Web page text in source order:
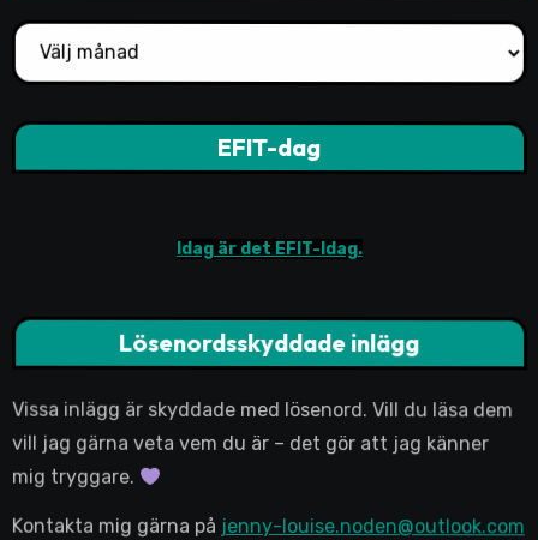
Arkiv
EFIT-dag
Idag är det EFIT-Idag.
Lösenordsskyddade inlägg
Vissa inlägg är skyddade med lösenord. Vill du läsa dem
vill jag gärna veta vem du är – det gör att jag känner
mig tryggare.
Kontakta mig gärna på jenny-louise.noden@outlook.com